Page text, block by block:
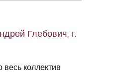
Глебович, г.
весь коллектив